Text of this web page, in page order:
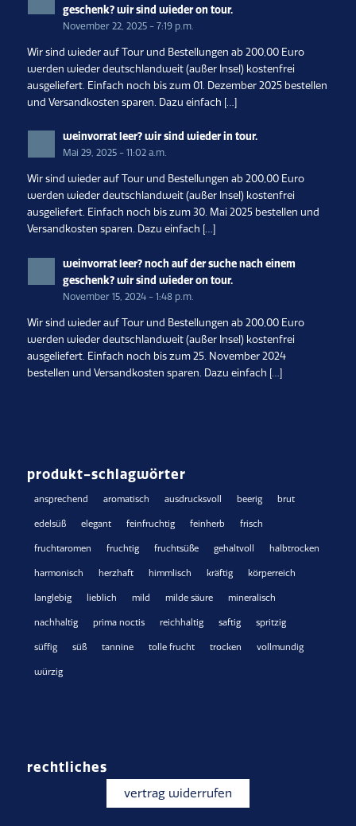
geschenk? wir sind wieder on tour.
November 22, 2025 - 7:19 p.m.
Wir sind wieder auf Tour und Bestellungen ab 200,00 Euro
werden wieder deutschlandweit (außer Insel) kostenfrei
ausgeliefert. Einfach noch bis zum 01. Dezember 2025 bestellen
und Versandkosten sparen. Dazu einfach […]
weinvorrat leer? wir sind wieder in tour.
Mai 29, 2025 - 11:02 a.m.
Wir sind wieder auf Tour und Bestellungen ab 200,00 Euro
werden wieder deutschlandweit (außer Insel) kostenfrei
ausgeliefert. Einfach noch bis zum 30. Mai 2025 bestellen und
Versandkosten sparen. Dazu einfach […]
weinvorrat leer? noch auf der suche nach einem
geschenk? wir sind wieder on tour.
November 15, 2024 - 1:48 p.m.
Wir sind wieder auf Tour und Bestellungen ab 200,00 Euro
werden wieder deutschlandweit (außer Insel) kostenfrei
ausgeliefert. Einfach noch bis zum 25. November 2024
bestellen und Versandkosten sparen. Dazu einfach […]
produkt-schlagwörter
ansprechend aromatisch ausdrucksvoll beerig brut
edelsüß elegant feinfruchtig feinherb frisch
fruchtaromen fruchtig fruchtsüße gehaltvoll halbtrocken
harmonisch herzhaft himmlisch kräftig körperreich
langlebig lieblich mild milde säure mineralisch
nachhaltig prima noctis reichhaltig saftig spritzig
süffig süß tannine tolle frucht trocken vollmundig
würzig
rechtliches
vertrag widerrufen